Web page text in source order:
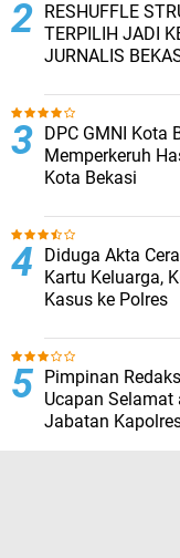
RESHUFFLE
TERPILIH JADI
JURNALIS
DPC GMNI Kota
Memperkeruh
Kota Bekasi
Diduga Akta
Kartu Keluarga,
Kasus ke Polres
Pimpinan
Ucapan Selamat
Jabatan